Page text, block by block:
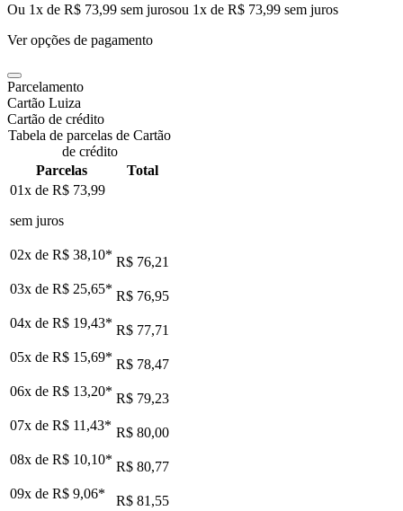
Ou 1x de R$ 73,99 sem jurosou 1x de R$ 73,99 sem juros
Ver opções de pagamento
Parcelamento
Cartão Luiza
Cartão de crédito
Tabela de parcelas de Cartão
de crédito
Parcelas
Total
01x de R$ 73,99
sem juros
02x de R$ 38,10* R$ 76,21
03x de R$ 25,65* R$ 76,95
04x de R$ 19,43* R$ 77,71
05x de R$ 15,69* R$ 78,47
06x de R$ 13,20* R$ 79,23
07x de R$ 11,43* R$ 80,00
08x de R$ 10,10* R$ 80,77
09x de R$ 9,06*
R$ 81,55